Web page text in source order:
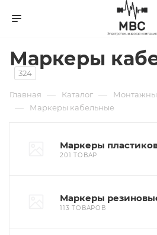
Маркеры
324
Главная — Каталог —
— Маркеры кабельные
Маркеры
201 ТОВАР
Маркеры
113 ТОВАРОВ